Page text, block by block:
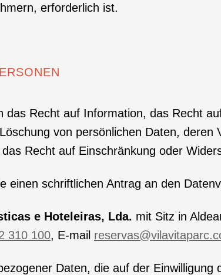
erforderlich ist.
Recht auf Information, das Recht
von persönlichen Daten, deren
Recht auf Einschränkung oder
einen schriftlichen Antrag an den
e Hoteleiras, Lda. mit Sitz in
310 100, E-mail
Daten, die auf der